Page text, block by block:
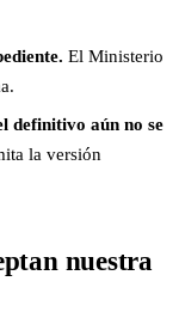
El Ministerio
definitivo aún no se
la versión
nuestra